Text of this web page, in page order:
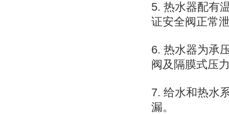
5. 热水器配有
证安全阀正常
6. 热水器为承
阀及隔膜式压
7. 给水和热水
漏。